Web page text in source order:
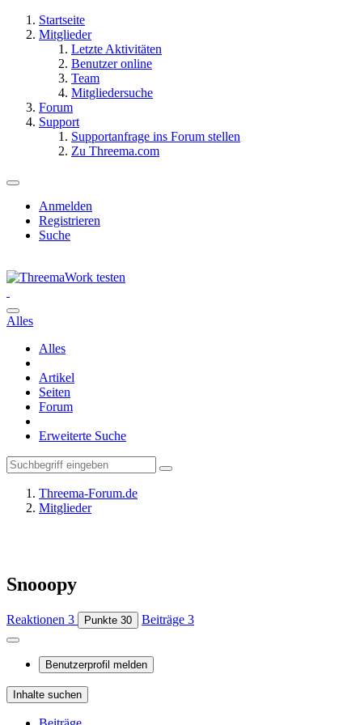
Startseite
Mitglieder
Letzte Aktivitäten
Benutzer online
Team
Mitgliedersuche
Forum
Support
Supportanfrage ins Forum stellen
Zu Threema.com
Anmelden
Registrieren
Suche
Alles
Alles
Artikel
Seiten
Forum
Erweiterte Suche
Threema-Forum.de
Mitglieder
Snooopy
Reaktionen 3 Punkte 30 Beiträge 3
Benutzerprofil melden
Inhalte suchen